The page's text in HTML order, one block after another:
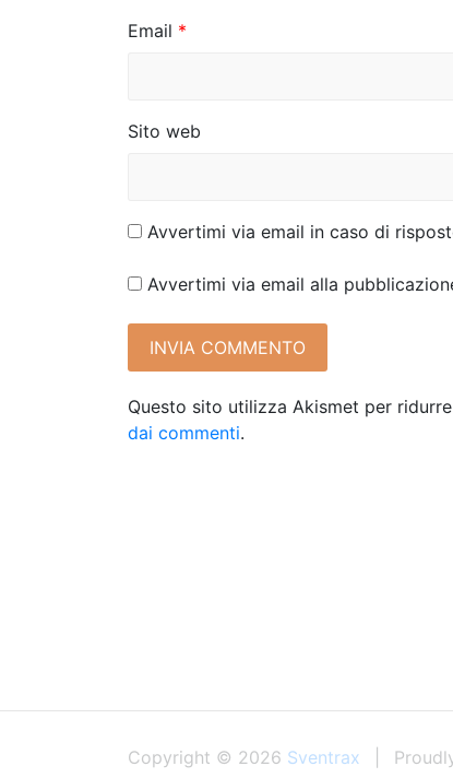
c
l
Email *
Sito web
Avvertimi via email in caso di
Avvertimi via email alla
Questo sito utilizza Akismet per
dai commenti.
Copyright © 2026 Sventrax